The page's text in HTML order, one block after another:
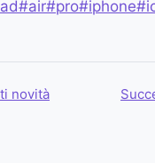
#air#pro#iphone
novità